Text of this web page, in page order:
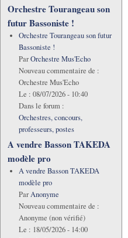
Orchestre Tourangeau son
futur Bassoniste !
Orchestre Tourangeau son futur
Bassoniste !
ParOrchestre Mus'Echo
Nouveau commentaire de :
Orchestre Mus'Echo
Le : 08/07/2026 - 10:40
Dans le forum :
Orchestres, concours,
professeurs, postes
A vendre Basson TAKEDA
modèle pro
A vendre Basson TAKEDA
modèle pro
ParAnonyme
Nouveau commentaire de :
Anonyme (non vérifié)
Le : 18/05/2026 - 14:00